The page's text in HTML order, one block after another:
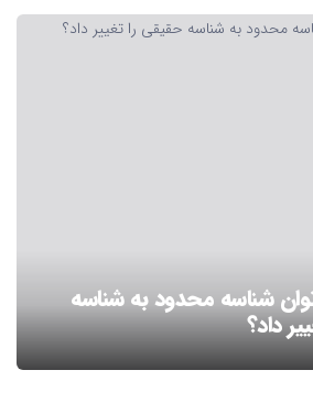
شناسه محدود به شناسه
داد؟